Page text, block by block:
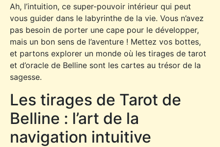
Ah, l’intuition, ce super-pouvoir intérieur qui peut
vous guider dans le labyrinthe de la vie. Vous n’avez
pas besoin de porter une cape pour le développer,
mais un bon sens de l’aventure ! Mettez vos bottes,
et partons explorer un monde où les tirages de tarot
et d’oracle de Belline sont les cartes au trésor de la
sagesse.
Les tirages de Tarot de
Belline : l’art de la
navigation intuitive